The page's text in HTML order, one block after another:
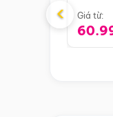
Giá từ:
‹